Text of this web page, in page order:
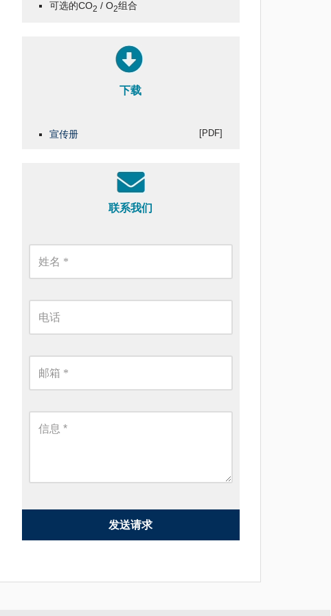
可选的CO2 / O2组合
下载
宣传册 [PDF]
联系我们